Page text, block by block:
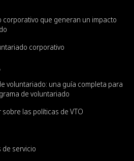
corporativo que generan un impacto
corporativo
voluntariado: una guía completa para
de voluntariado
las políticas de VTO
de servicio